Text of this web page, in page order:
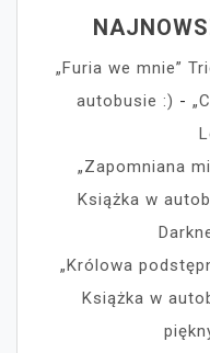
„Furia we mnie”
autobusie :) -
„Zapomniana
Książka w
„Królowa
Książka w